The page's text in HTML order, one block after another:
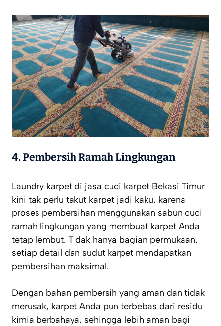
4. Pembersih Ramah Lingkungan
Laundry karpet di jasa cuci karpet Bekasi Timur
kini tak perlu takut karpet jadi kaku, karena
proses pembersihan menggunakan sabun cuci
ramah lingkungan yang membuat karpet Anda
tetap lembut. Tidak hanya bagian permukaan,
setiap detail dan sudut karpet mendapatkan
pembersihan maksimal.
Dengan bahan pembersih yang aman dan tidak
merusak, karpet Anda pun terbebas dari residu
kimia berbahaya, sehingga lebih aman bagi